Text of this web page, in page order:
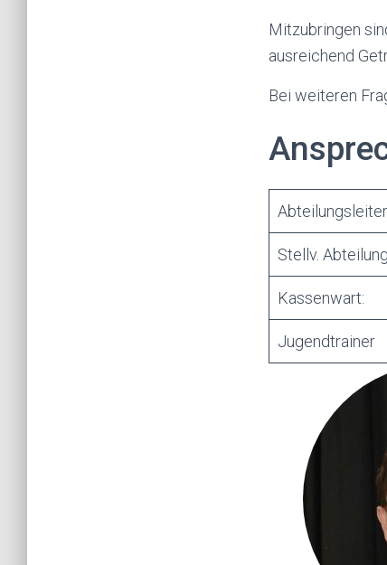
Mitzubringen
ausreichend
Bei weiteren
Stellv.
Kassenwart:
Jugendtrainer